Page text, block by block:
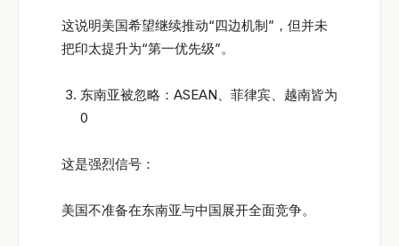
这说明美国希望继续推动“四边机制”，但并未
把印太提升为“第一优先级”。
东南亚被忽略：ASEAN、菲律宾、越南皆为
0
这是强烈信号：
美国不准备在东南亚与中国展开全面竞争。